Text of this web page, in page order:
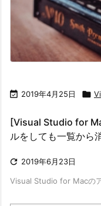
 2019年4月25日 
[Visual Studio for
ルをしても一覧から
 2019年6月23日
Visual Studio for Macの